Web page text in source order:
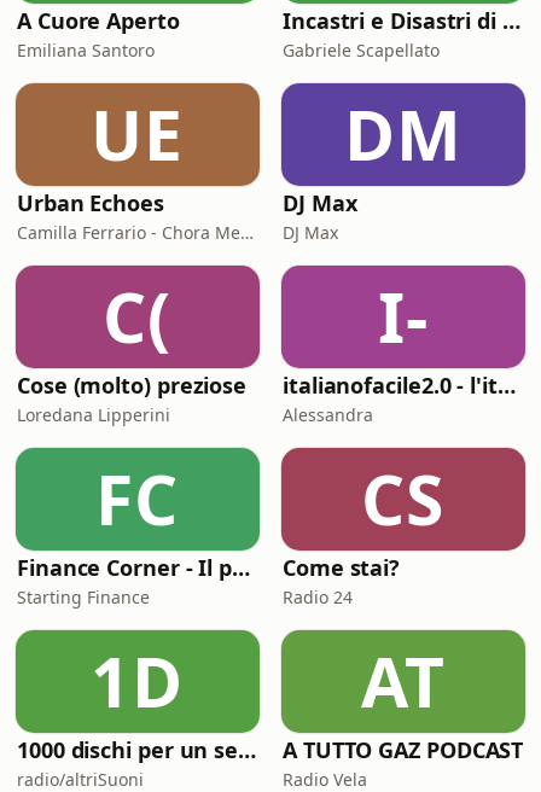
A Cuore Aperto
Emiliana Santoro
Incastri e Disastri di Coppia
Gabriele Scapellato
UE
Urban Echoes
Camilla Ferrario - Chora Media
DM
DJ Max
DJ Max
C(
Cose (molto) preziose
Loredana Lipperini
I-
italianofacile2.0 - l'italiano con le canzoni
Alessandra
FC
Finance Corner - Il podcast di Starting Finance
Starting Finance
CS
Come stai?
Radio 24
1D
1000 dischi per un secolo
radio/altriSuoni
AT
A TUTTO GAZ PODCAST
Radio Vela